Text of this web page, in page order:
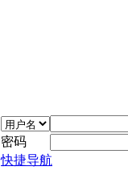
密码
快捷导航